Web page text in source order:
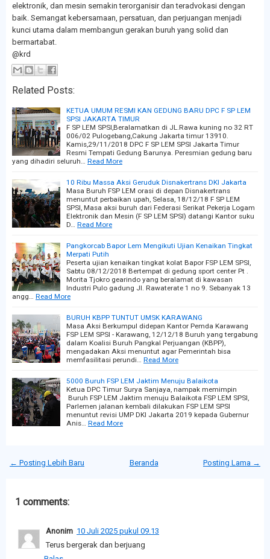
elektronik, dan mesin semakin terorganisir dan teradvokasi dengan
baik. Semangat kebersamaan, persatuan, dan perjuangan menjadi
kunci utama dalam membangun gerakan buruh yang solid dan
bermartabat.
@krd
Related Posts:
KETUA UMUM RESMI KAN GEDUNG BARU DPC F SP LEM
SPSI JAKARTA TIMUR
F SP LEM SPSI,Beralamatkan di JL.Rawa kuning no 32 RT
006/02 Pulogebang,Cakung Jakarta timur 13910.
Kamis,29/11/2018 DPC F SP LEM SPSI Jakarta Timur
Resmi Tempati Gedung Barunya. Peresmian gedung baru
yang dihadiri seluruh… Read More
10 Ribu Massa Aksi Geruduk Disnakertrans DKI Jakarta
Masa Buruh FSP LEM orasi di depan Disnakertrans
menuntut perbaikan upah, Selasa, 18/12/18 F SP LEM
SPSI, Masa aksi buruh dari Federasi Serikat Pekerja Logam
Elektronik dan Mesin (F SP LEM SPSI) datangi Kantor suku
D… Read More
Pangkorcab Bapor Lem Mengikuti Ujian Kenaikan Tingkat
Merpati Putih
Peserta ujian kenaikan tingkat kolat Bapor FSP LEM SPSI,
Sabtu 08/12/2018 Bertempat di gedung sport center Pt .
Morita Tjokro gearindo yang beralamat di kawasan
Industri Pulo gadung Jl. Rawaterate 1 no 9. Sebanyak 13
angg… Read More
BURUH KBPP TUNTUT UMSK KARAWANG
Masa Aksi Berkumpul didepan Kantor Pemda Karawang
FSP LEM SPSI - Karawang, 12/12/18 Buruh yang tergabung
dalam Koalisi Buruh Pangkal Perjuangan (KBPP),
mengadakan Aksi menuntut agar Pemerintah bisa
memfasilitasi perundi… Read More
5000 Buruh FSP LEM Jaktim Menuju Balaikota
Ketua DPC Timur Surya Sanjaya, nampak memimpin
Buruh FSP LEM Jaktim menuju Balaikota FSP LEM SPSI,
Parlemen jalanan kembali dilakukan FSP LEM SPSI
menuntut revisi UMP DKI Jakarta 2019 kepada Gubernur
Anis… Read More
← Posting Lebih Baru Posting Lama →
Beranda
1 comments:
Anonim 10 Juli 2025 pukul 09.13
Terus bergerak dan berjuang